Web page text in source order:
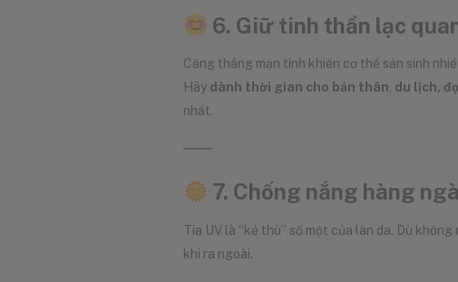
6. Giữ tinh thần lạc
Căng thẳng mạn tính khiến cơ thể sản sinh
Hãy dành thời gian cho bản thân du lịch,
nhất.
7. Chống nắng hàng
Tia UV là “kẻ thù” số một của làn da. Dù
khi ra ngoài.